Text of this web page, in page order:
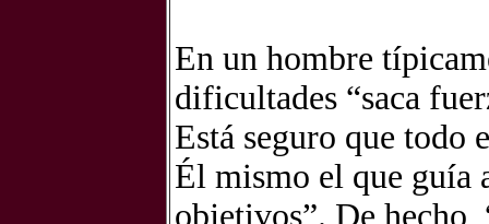
En un hombre
dificultades “saca
Está seguro que todo
Él mismo el que guía
objetivos”. De hecho,